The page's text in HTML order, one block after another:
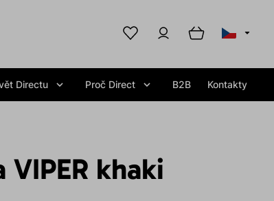
Directu Proč Direct B2B Kontakty
khaki